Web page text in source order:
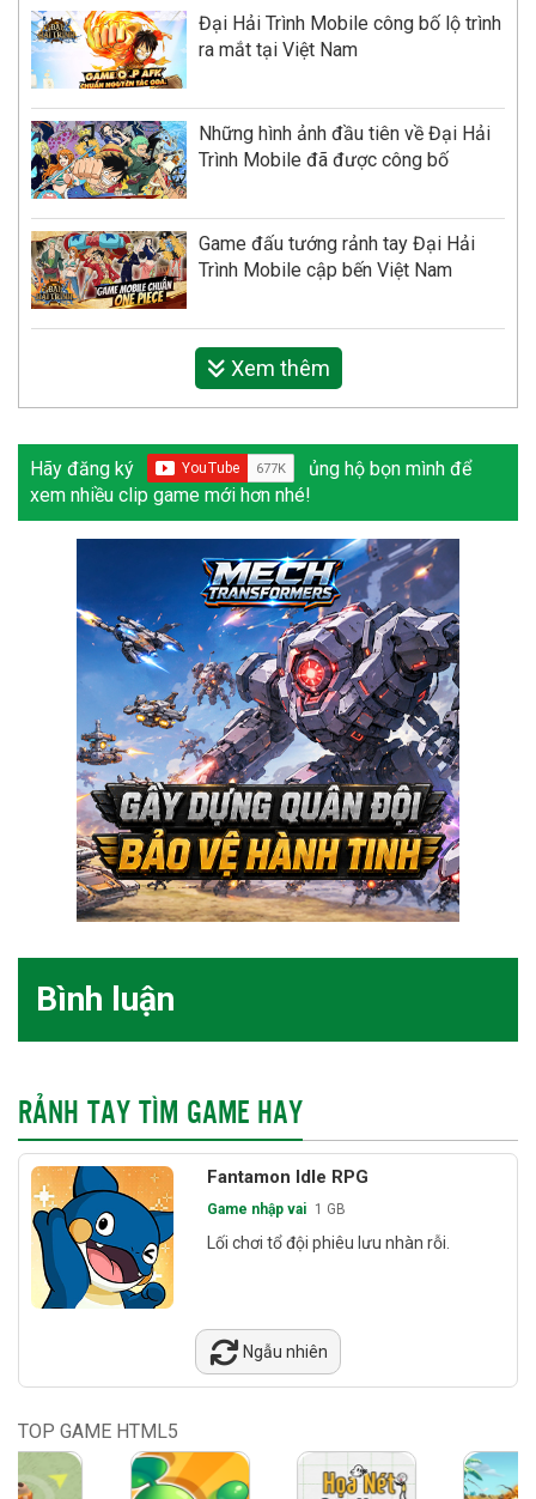
Đại Hải Trình Mobile công bố lộ trình
ra mắt tại Việt Nam
Những hình ảnh đầu tiên về Đại Hải
Trình Mobile đã được công bố
Game đấu tướng rảnh tay Đại Hải
Trình Mobile cập bến Việt Nam
Xem thêm
Hãy đăng ký
ủng hộ bọn mình để
xem nhiều clip game mới hơn nhé!
Bình luận
RẢNH TAY TÌM GAME HAY
Fantamon Idle RPG
Game nhập vai 1 GB
Lối chơi tổ đội phiêu lưu nhàn rỗi.
Ngẫu nhiên
TOP GAME HTML5